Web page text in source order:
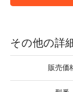
その他の詳
販売価